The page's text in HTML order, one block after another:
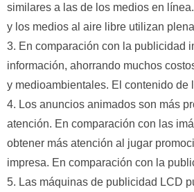
similares a las de los medios en
y los medios al aire libre utilizan
3. En comparación con la publicidad
información, ahorrando muchos
y medioambientales. El contenido
4. Los anuncios animados son más
atención. En comparación con las
obtener más atención al jugar
impresa. En comparación con la
5. Las máquinas de publicidad LCD